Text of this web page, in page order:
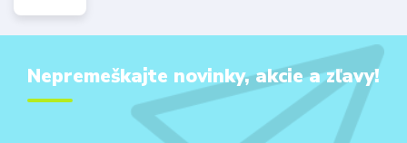
Nepremeškajte novinky, akcie a zľavy!